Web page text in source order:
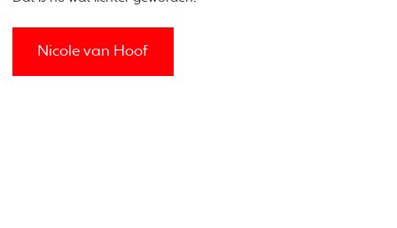
Nicole van Hoof